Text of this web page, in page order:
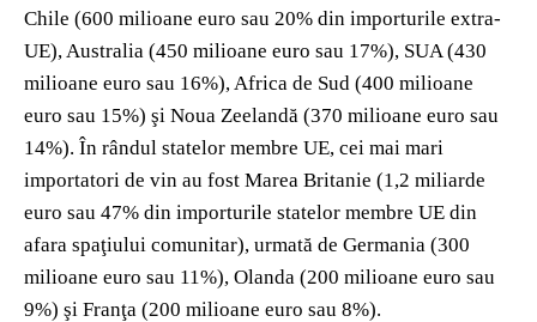
Chile (600 milioane euro sau 20% din importurile extra-
UE), Australia (450 milioane euro sau 17%), SUA (430
milioane euro sau 16%), Africa de Sud (400 milioane
euro sau 15%) şi Noua Zeelandă (370 milioane euro sau
14%). În rândul statelor membre UE, cei mai mari
importatori de vin au fost Marea Britanie (1,2 miliarde
euro sau 47% din importurile statelor membre UE din
afara spaţiului comunitar), urmată de Germania (300
milioane euro sau 11%), Olanda (200 milioane euro sau
9%) şi Franţa (200 milioane euro sau 8%).